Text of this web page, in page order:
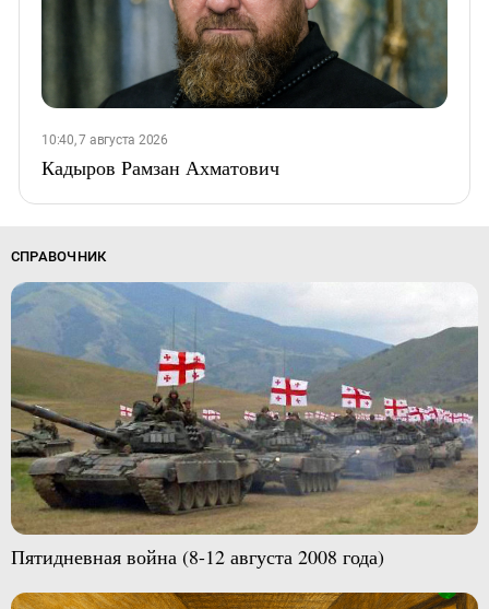
10:40, 7 августа 2026
Кадыров Рамзан Ахматович
СПРАВОЧНИК
Пятидневная война (8-12 августа 2008 года)